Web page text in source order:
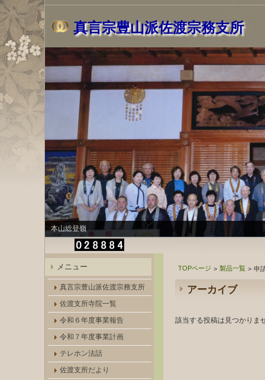
真言宗豊山派佐渡宗務支所
本山総登嶺
TOPページ > 製品一覧 > 申
アーカイブ
該当する投稿は見つかりま
メニュー
真言宗豊山派佐渡宗務支所
佐渡支所寺院一覧
令和６年度事業報告
令和７年度事業計画
テレホン法話
佐渡支所だより